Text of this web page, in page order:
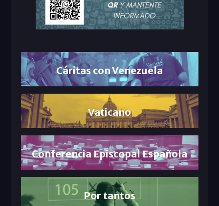
Cáritas con Venezuela
Vaticano
Conferencia Episcopal Española
Por tantos